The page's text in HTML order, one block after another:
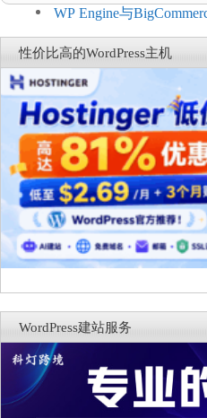
WP Engine与
Connect：WordPress商
商能力
性价比高的WordPress主机
WordPress建站服务